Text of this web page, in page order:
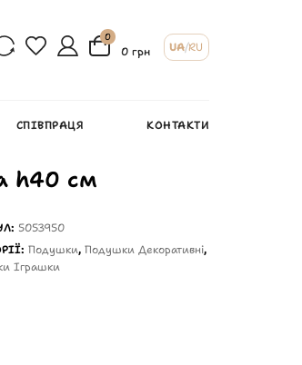
0
0 грн UA/RU
СПІВПРАЦЯ КОНТАКТИ
h40 см
5053950
Подушки,Подушки Декоративні,
Іграшки